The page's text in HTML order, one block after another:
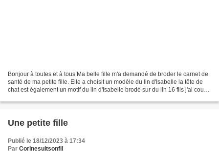
Bonjour à toutes et à tous Ma belle fille m'a demandé de broder le carnet de
santé de ma petite fille. Elle a choisit un modèle du lin d'Isabelle la tête de
chat est également un motif du lin d'Isabelle brodé sur du lin 16 fils j'ai cousu
Une petite fille
Publié le 18/12/2023 à 17:34
Par Corinesuitsonfil